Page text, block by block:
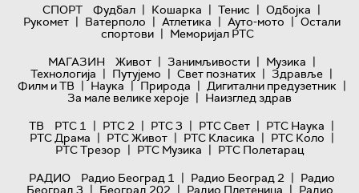
СПОРТ
Фудбал | Кошарка | Тенис | Одбојка |
Рукомет | Ватерполо | Атлетика | Ауто-мото | Остали
спортови | Меморијал РТС
МАГАЗИН
Живот | Занимљивости | Музика |
Технологијa | Путујемо | Свет познатих | Здравље |
Филм и ТВ | Наука | Природа | Дигитални предузетник |
За мале велике хероје | Наизглед здрав
ТВ
РТС 1 | РТС 2 | РТС 3 | РТС Свет | РТС Наука |
РТС Драма | РТС Живот | РТС Класика | РТС Коло |
РТС Трезор | РТС Музика | РТС Полетарац
РАДИО
Радио Београд 1 | Радио Београд 2 | Радио
Београд 3 | Београд 202 | Радио Плетеница | Радио